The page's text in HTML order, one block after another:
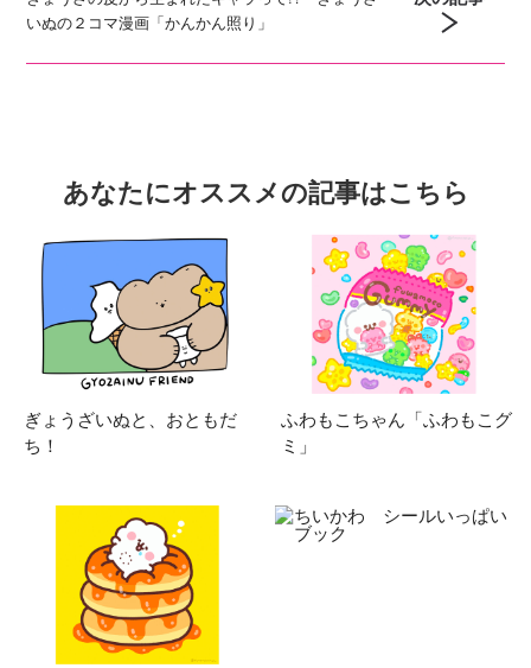
いぬの２コマ漫画「かんかん照り」
あなたにオススメの記事はこちら
ぎょうざいぬと、おともだ
ち！
ふわもこちゃん「ふわもこグ
ミ」